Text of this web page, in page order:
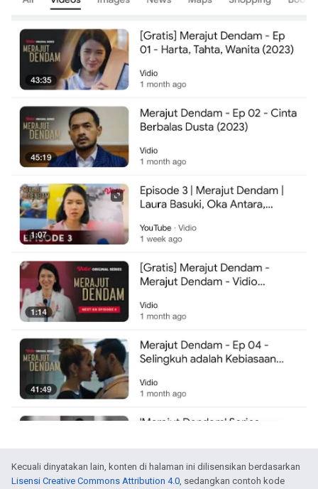
Kecuali dinyatakan lain, konten di halaman ini dilisensikan berdasarkan
Lisensi Creative Commons Attribution 4.0, sedangkan contoh kode